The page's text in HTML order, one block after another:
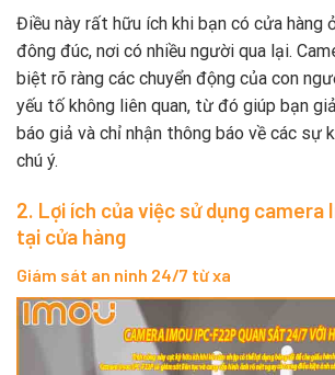
Điều này rất hữu ích khi bạn có cửa hàng
đông đúc, nơi có nhiều người qua lại.
biệt rõ ràng các chuyển động của con
yếu tố không liên quan, từ đó giúp bạn
báo giả và chỉ nhận thông báo về các sự
chú ý.
2. Lợi ích của việc sử dụng camera
tại cửa hàng
Giám sát an ninh 24/7 từ xa